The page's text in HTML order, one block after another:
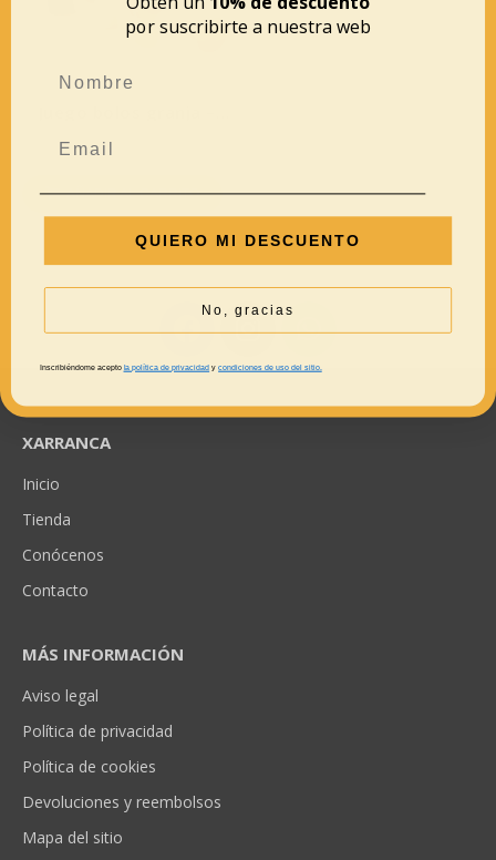
39,99
AÑADIR AL CARRITO
XARRANCA
Inicio
Tienda
Conócenos
Contacto
MÁS INFORMACIÓN
Aviso legal
Política de privacidad
Política de cookies
Devoluciones y reembolsos
Mapa del sitio
por suscribirte a nuestra web
QUIERO MI DESCUENTO
No, gracias
Inscribiéndome acepto la política de privacidad ycondiciones de uso del sitio.